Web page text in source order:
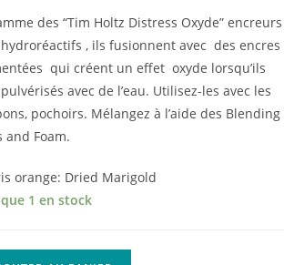
des “Tim Holtz Distress Oxyde” encreurs
, ils fusionnent avec des encres
qui créent un effet oxyde lorsqu’ils
avec de l’eau. Utilisez-les avec les
pochoirs. Mélangez à l’aide des Blending
and Foam.
orange: Dried Marigold
1 en stock